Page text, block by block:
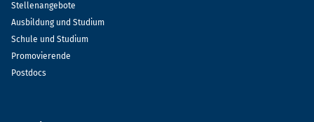
Stellenangebote
Ausbildung und Studium
Schule und Studium
Promovierende
Postdocs